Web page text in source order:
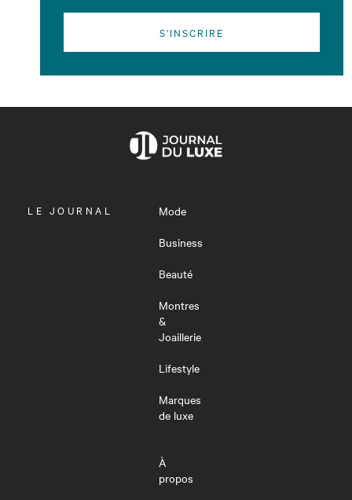
S'INSCRIRE
OUVRIR
LE JOURNAL
Mode
Business
Beauté
Montres
&
Joaillerie
Lifestyle
Marques
de luxe
À
propos